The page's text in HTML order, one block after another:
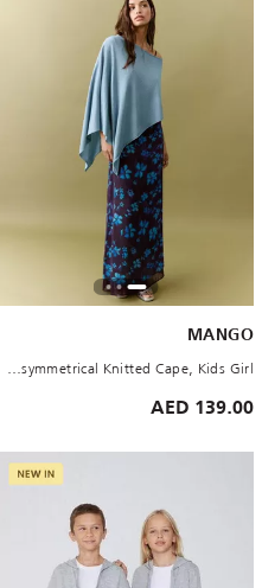
MANGO
Blue Asymmetrical Knitted Cape, Kids Girl
139.00 AED